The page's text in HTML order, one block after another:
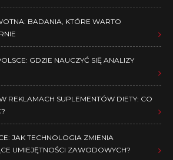
BADANIA, KTÓRE WARTO
GDZIE NAUCZYĆ SIĘ ANALIZY
REKLAMACH SUPLEMENTÓW DIETY: CO
JAK TECHNOLOGIA ZMIENIA
UMIEJĘTNOŚCI ZAWODOWYCH?